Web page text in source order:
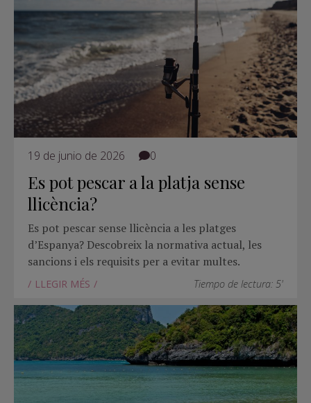
19 de junio de 2026 0
Es pot pescar a la platja sense
llicència?
Es pot pescar sense llicència a les platges
d’Espanya? Descobreix la normativa actual, les
sancions i els requisits per a evitar multes.
LLEGIR MÉS Tiempo de lectura: 5'